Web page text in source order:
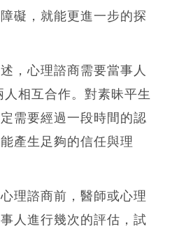
礙，就能更進一步的探
，心理諮商需要當事人
相互合作。對素昧平生
需要經過一段時間的認
產生足夠的信任與理
理諮商前，醫師或心理
人進行幾次的評估，試